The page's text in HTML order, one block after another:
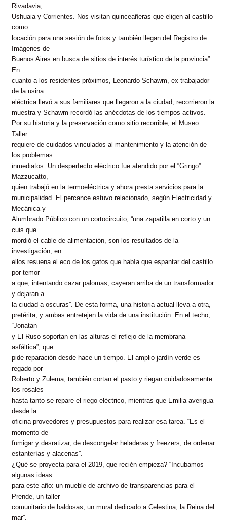
Rivadavia,
Ushuaia y Corrientes. Nos visitan quinceañeras que eligen al castillo
como
locación para una sesión de fotos y también llegan del Registro de
Imágenes de
Buenos Aires en busca de sitios de interés turístico de la provincia”.
En
cuanto a los residentes próximos, Leonardo Schawm, ex trabajador
de la usina
eléctrica llevó a sus familiares que llegaron a la ciudad, recorrieron la
muestra y Schawm recordó las anécdotas de los tiempos activos.
Por su historia y la preservación como sitio recorrible, el Museo
Taller
requiere de cuidados vinculados al mantenimiento y la atención de
los problemas
inmediatos. Un desperfecto eléctrico fue atendido por el “Gringo”
Mazzucatto,
quien trabajó en la termoeléctrica y ahora presta servicios para la
municipalidad. El percance estuvo relacionado, según Electricidad y
Mecánica y
Alumbrado Público con un cortocircuito, “una zapatilla en corto y un
cuis que
mordió el cable de alimentación, son los resultados de la
investigación; en
ellos resuena el eco de los gatos que había que espantar del castillo
por temor
a que, intentando cazar palomas, cayeran arriba de un transformador
y dejaran a
la ciudad a oscuras”. De esta forma, una historia actual lleva a otra,
pretérita, y ambas entretejen la vida de una institución. En el techo,
“Jonatan
y El Ruso soportan en las alturas el reflejo de la membrana
asfáltica”, que
pide reparación desde hace un tiempo. El amplio jardín verde es
regado por
Roberto y Zulema, también cortan el pasto y riegan cuidadosamente
los rosales
hasta tanto se repare el riego eléctrico, mientras que Emilia averigua
desde la
oficina proveedores y presupuestos para realizar esa tarea. “Es el
momento de
fumigar y desratizar, de descongelar heladeras y freezers, de ordenar
estanterías y alacenas”.
¿Qué se proyecta para el 2019, que recién empieza? “Incubamos
algunas ideas
para este año: un mueble de archivo de transparencias para el
Prende, un taller
comunitario de baldosas, un mural dedicado a Celestina, la Reina del
mar”.